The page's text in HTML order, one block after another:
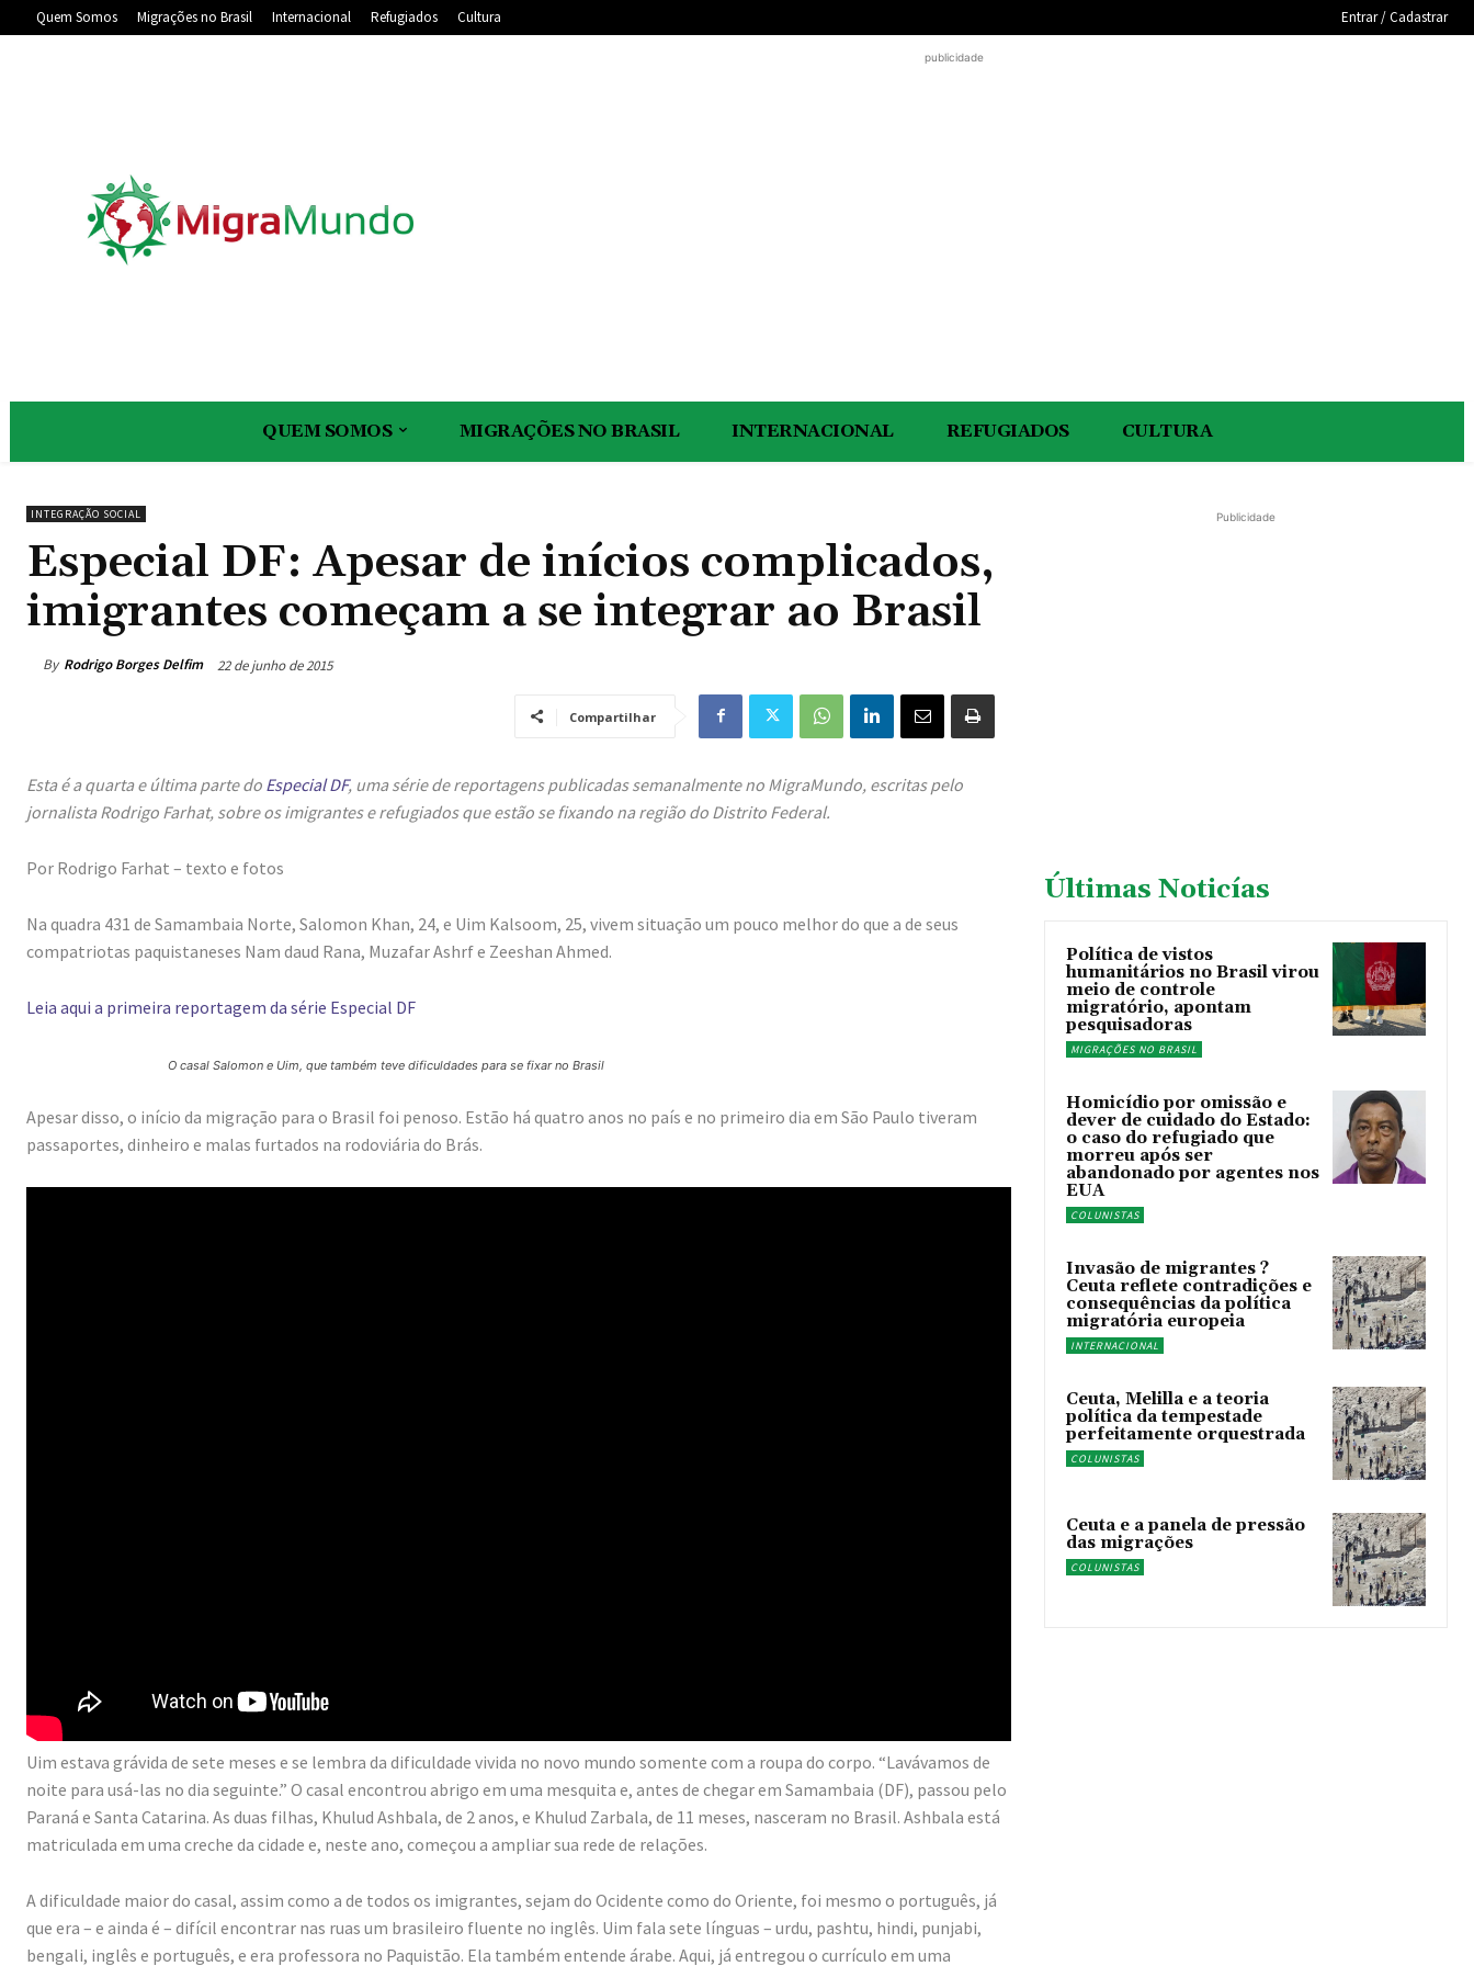
Quem Somos Migrações no Brasil Internacional Refugiados Cultura Entrar / Cadastrar
publicidade
QUEM SOMOS MIGRAÇÕES NO BRASIL INTERNACIONAL REFUGIADOS CULTURA
INTEGRAÇÃO SOCIAL
Especial DF: Apesar de inícios complicados,
imigrantes começam a se integrar ao Brasil
By Rodrigo Borges Delfim 22 de junho de 2015
Compartilhar
Esta é a quarta e última parte do Especial DF, uma série de reportagens publicadas semanalmente no MigraMundo, escritas pelo
jornalista Rodrigo Farhat, sobre os imigrantes e refugiados que estão se fixando na região do Distrito Federal.
Por Rodrigo Farhat – texto e fotos
Na quadra 431 de Samambaia Norte, Salomon Khan, 24, e Uim Kalsoom, 25, vivem situação um pouco melhor do que a de seus
compatriotas paquistaneses Nam daud Rana, Muzafar Ashrf e Zeeshan Ahmed.
Leia aqui a primeira reportagem da série Especial DF
O casal Salomon e Uim, que também teve dificuldades para se fixar no Brasil
Apesar disso, o início da migração para o Brasil foi penoso. Estão há quatro anos no país e no primeiro dia em São Paulo tiveram
passaportes, dinheiro e malas furtados na rodoviária do Brás.
Uim estava grávida de sete meses e se lembra da dificuldade vivida no novo mundo somente com a roupa do corpo. “Lavávamos de
noite para usá-las no dia seguinte.” O casal encontrou abrigo em uma mesquita e, antes de chegar em Samambaia (DF), passou pelo
Paraná e Santa Catarina. As duas filhas, Khulud Ashbala, de 2 anos, e Khulud Zarbala, de 11 meses, nasceram no Brasil. Ashbala está
matriculada em uma creche da cidade e, neste ano, começou a ampliar sua rede de relações.
A dificuldade maior do casal, assim como a de todos os imigrantes, sejam do Ocidente como do Oriente, foi mesmo o português, já
que era – e ainda é – difícil encontrar nas ruas um brasileiro fluente no inglês. Uim fala sete línguas – urdu, pashtu, hindi, punjabi,
bengali, inglês e português, e era professora no Paquistão. Ela também entende árabe. Aqui, já entregou o currículo em uma
Publicidade
Últimas Noticías
Política de vistos
humanitários no Brasil virou
meio de controle
migratório, apontam
pesquisadoras
MIGRAÇÕES NO BRASIL
Homicídio por omissão e
dever de cuidado do Estado:
o caso do refugiado que
morreu após ser
abandonado por agentes nos
EUA
COLUNISTAS
Invasão de migrantes ?
Ceuta reflete contradições e
consequências da política
migratória europeia
INTERNACIONAL
Ceuta, Melilla e a teoria
política da tempestade
perfeitamente orquestrada
COLUNISTAS
Ceuta e a panela de pressão
das migrações
COLUNISTAS